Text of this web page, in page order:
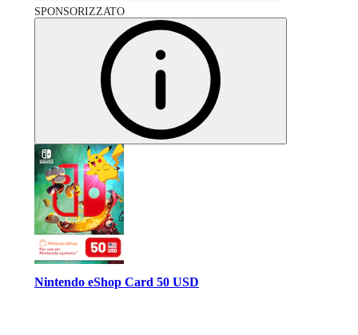
SPONSORIZZATO
Nintendo eShop Card 50 USD